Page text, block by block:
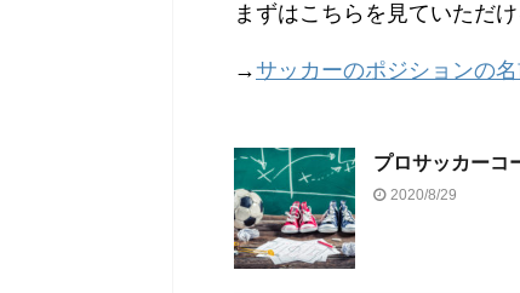
まずはこちらを見ていただ
→サッカーのポジションの
プロサッカーコ
2020/8/29